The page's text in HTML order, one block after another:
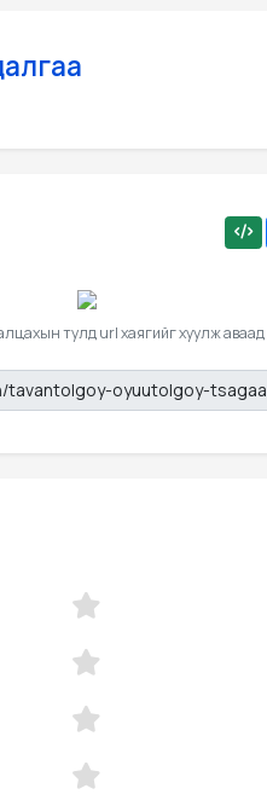
тулд url хаягийг хуулж аваад